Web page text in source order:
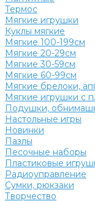
Термос
Мягкие игрушки
Куклы мягкие
Мягкие 100-199см
Мягкие 20-29см
Мягкие 30-59см
Мягкие 60-99см
Мягкие брелоки,
Мягкие игрушки с
Подушки,
Настольные игры
Новинки
Пазлы
Песочные наборы
Пластиковые
Радиоуправление
Сумки, рюкзаки
Творчество